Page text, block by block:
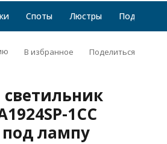
Споты Люстры Подвесные
В избранное Поделиться
1CC
лампу